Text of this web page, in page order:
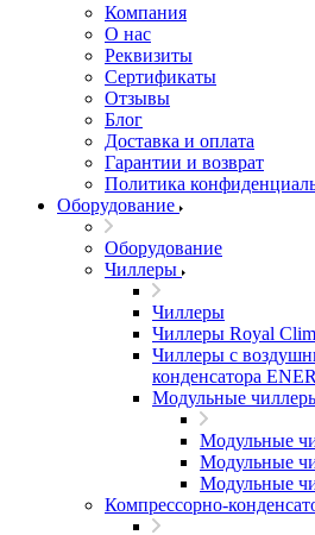
Компания
О нас
Реквизиты
Сертификаты
Отзывы
Блог
Доставка и оплата
Гарантии и возврат
Политика
Оборудование
Оборудование
Чиллеры
Чиллеры
Чиллеры Royal
Чиллеры с
конденсатора
Модульные
Модульные
Модульные
Модульные
Компрессорно-